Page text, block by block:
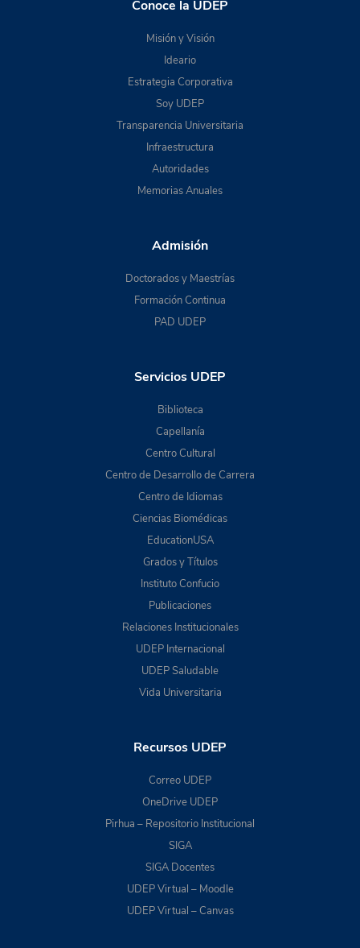
Conoce la UDEP
Misión y Visión
Ideario
Estrategia Corporativa
Soy UDEP
Transparencia Universitaria
Infraestructura
Autoridades
Memorias Anuales
Admisión
Doctorados y Maestrías
Formación Continua
PAD UDEP
Servicios UDEP
Biblioteca
Capellanía
Centro Cultural
Centro de Desarrollo de Carrera
Centro de Idiomas
Ciencias Biomédicas
EducationUSA
Grados y Títulos
Instituto Confucio
Publicaciones
Relaciones Institucionales
UDEP Internacional
UDEP Saludable
Vida Universitaria
Recursos UDEP
Correo UDEP
OneDrive UDEP
Pirhua – Repositorio Institucional
SIGA
SIGA Docentes
UDEP Virtual – Moodle
UDEP Virtual – Canvas